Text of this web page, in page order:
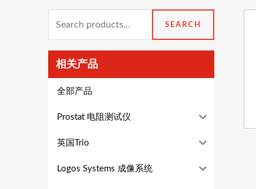
SEARCH
相关产品
全部产品
Prostat 电阻测试仪
英国Trio
Logos Systems 成像系统